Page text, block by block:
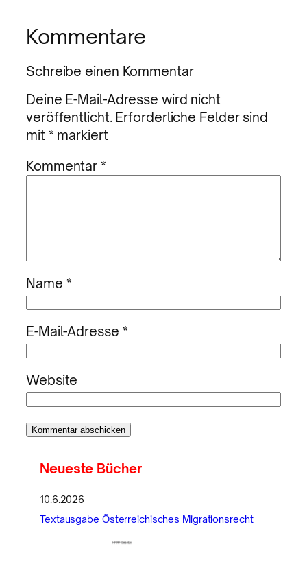
Kommentare
Schreibe einen Kommentar
Deine E-Mail-Adresse wird nicht
veröffentlicht. Erforderliche Felder sind
mit * markiert
Kommentar*
Name *
E-Mail-Adresse *
Website
Neueste Bücher
10.6.2026
Textausgabe Österreichisches Migrationsrecht